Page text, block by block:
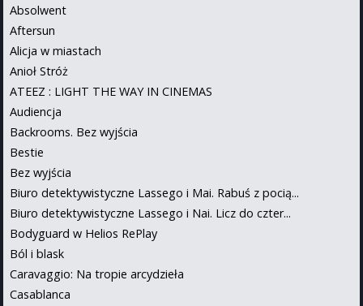
Absolwent
Aftersun
Alicja w miastach
Anioł Stróż
ATEEZ : LIGHT THE WAY IN CINEMAS
Audiencja
Backrooms. Bez wyjścia
Bestie
Bez wyjścia
Biuro detektywistyczne Lassego i Mai. Rabuś z pocią...
Biuro detektywistyczne Lassego i Nai. Licz do czter...
Bodyguard w Helios RePlay
Ból i blask
Caravaggio: Na tropie arcydzieła
Casablanca